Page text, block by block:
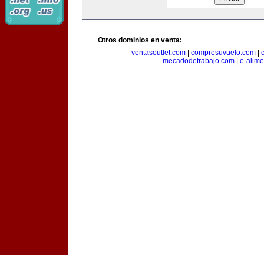
Otros dominios en venta:
ventasoutlet.com
compresuvuelo.com
mecadodetrabajo.com| e-